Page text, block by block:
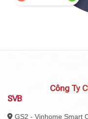
Công Ty
SVB
GS2 - Vinhome Smart